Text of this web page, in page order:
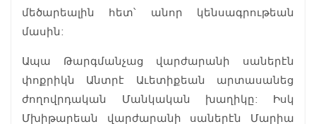
մեծարեալին հետ՝ անոր կենսագրութեան
մասին:
Ապա Թարգմանչաց վարժարանի սաներէն
փոքրիկն Անտրէ Աւետիքեան արտասանեց
ժողովրդական Մանկական խաղիկը: Իսկ
Մխիթարեան վարժարանի սաներէն Մարիա